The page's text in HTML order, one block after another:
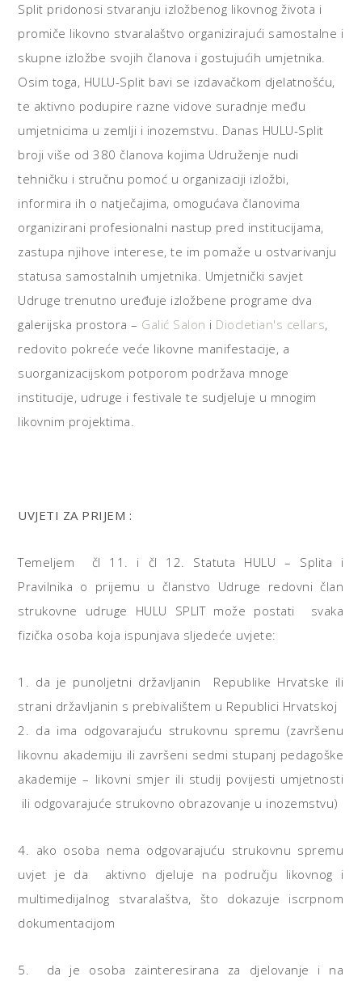
Split pridonosi stvaranju izložbenog likovnog života i
promiče likovno stvaralaštvo organizirajući samostalne i
skupne izložbe svojih članova i gostujućih umjetnika.
Osim toga, HULU-Split bavi se izdavačkom djelatnošću,
te aktivno podupire razne vidove suradnje među
umjetnicima u zemlji i inozemstvu. Danas HULU-Split
broji više od 380 članova kojima Udruženje nudi
tehničku i stručnu pomoć u organizaciji izložbi,
informira ih o natječajima, omogućava članovima
organizirani profesionalni nastup pred institucijama,
zastupa njihove interese, te im pomaže u ostvarivanju
statusa samostalnih umjetnika. Umjetnički savjet
Udruge trenutno uređuje izložbene programe dva
galerijska prostora – Galić Salon i Diocletian's cellars,
redovito pokreće veće likovne manifestacije, a
suorganizacijskom potporom podržava mnoge
institucije, udruge i festivale te sudjeluje u mnogim
likovnim projektima.
UVJETI ZA PRIJEM :
Temeljem čl 11. i čl 12. Statuta HULU – Splita i
Pravilnika o prijemu u članstvo Udruge redovni član
strukovne udruge HULU SPLIT može postati svaka
fizička osoba koja ispunjava sljedeće uvjete:
1. da je punoljetni državljanin Republike Hrvatske ili
strani državljanin s prebivalištem u Republici Hrvatskoj
2. da ima odgovarajuću strukovnu spremu (završenu
likovnu akademiju ili završeni sedmi stupanj pedagoške
akademije – likovni smjer ili studij povijesti umjetnosti
ili odgovarajuće strukovno obrazovanje u inozemstvu)
4. ako osoba nema odgovarajuću strukovnu spremu
uvjet je da aktivno djeluje na području likovnog i
multimedijalnog stvaralaštva, što dokazuje iscrpnom
dokumentacijom
5. da je osoba zainteresirana za djelovanje i na